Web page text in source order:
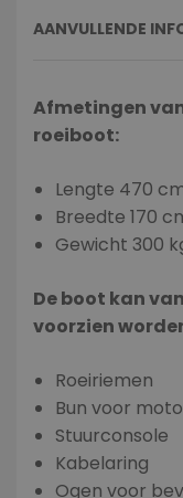
AANVULLENDE
Afmetingen
roeiboot:
Lengte 470
Breedte 170
Gewicht 300
De boot kan
voorzien
Roeiriemen
Bun voor
Stuurconsole
Kabelaring
Ogen voor